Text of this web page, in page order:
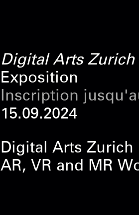
Digital Arts Zurich
Exposition
Inscription
15.09.2024
Digital Arts Zurich
AR, VR and MR